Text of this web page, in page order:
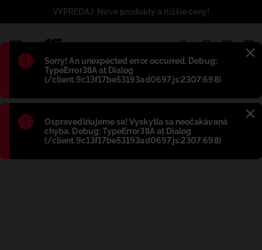
Błąd:
Sorry! An unexpected error occurred. Debug:
TypeError38A at Dialog
(/client.9c13f17be53193ad0697.js:2307:698)
Błąd:
Ospravedlňujeme sa! Vyskytla sa neočakávaná
chyba. Debug: TypeError38A at Dialog
(/client.9c13f17be53193ad0697.js:2307:698)
VÝPREDAJ: Nové produkty a nižšie ceny!